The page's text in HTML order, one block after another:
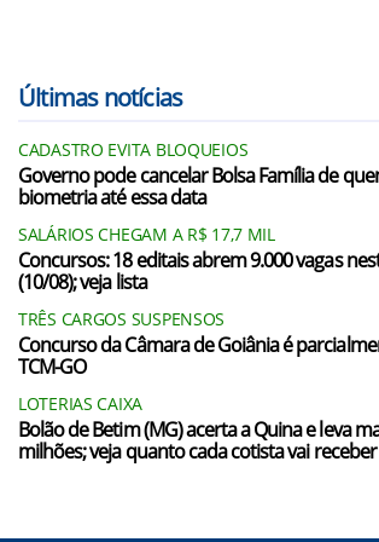
Últimas notícias
CADASTRO EVITA BLOQUEIOS
Governo pode cancelar Bolsa Família de
biometria até essa data
SALÁRIOS CHEGAM A R$ 17,7 MIL
Concursos: 18 editais abrem 9.000 vagas
(10/08); veja lista
TRÊS CARGOS SUSPENSOS
Concurso da Câmara de Goiânia é
TCM-GO
LOTERIAS CAIXA
Bolão de Betim (MG) acerta a Quina e leva
milhões; veja quanto cada cotista vai receber